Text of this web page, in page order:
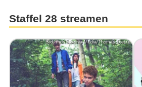
Staffel 28 streamen
Bild: mdr/Saxonia Media/Thomas Dietze